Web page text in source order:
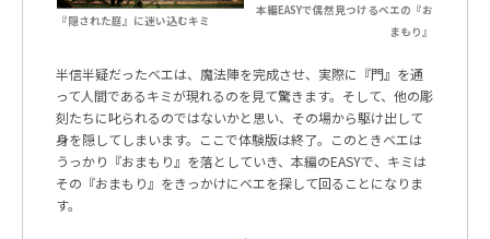
『隠された庭』に迷い込むキミ
本編EASYで偶然見つけるベエの『お
まもり』
半信半疑だったベエは、魔法陣を完成させ、実際に『門』を通
って人間であるキミが現れるのを見て驚きます。そして、他の彫
刻たちに叱られるのではないかと思い、その場から駆け出して
身を隠してしまいます。ここで体験版は終了。このときベエは
うっかり『おまもり』を落としていき、本編のEASYで、キミは
その『おまもり』をきっかけにベエを探して回ることになりま
す。